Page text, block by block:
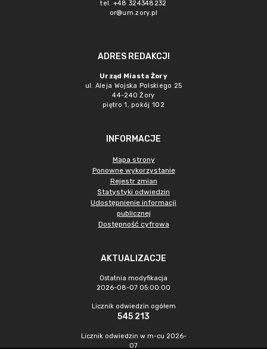
tel. +48 324348232
or@um.zory.pl
ADRES REDAKCJI
Urząd Miasta Żory
ul. Aleja Wojska Polskiego 25
44-240 Żory
piętro 1, pokój 102
INFORMACJE
Mapa strony
Ponowne wykorzystanie
Rejestr zmian
Statystyki odwiedzin
Udostępnienie informacji
publicznej
Dostępność cyfrowa
AKTUALIZACJE
Ostatnia modyfikacja
2026-08-07 05:00:00
Licznik odwiedzin ogółem
545 213
Licznik odwiedzin w m-cu 2026-
07